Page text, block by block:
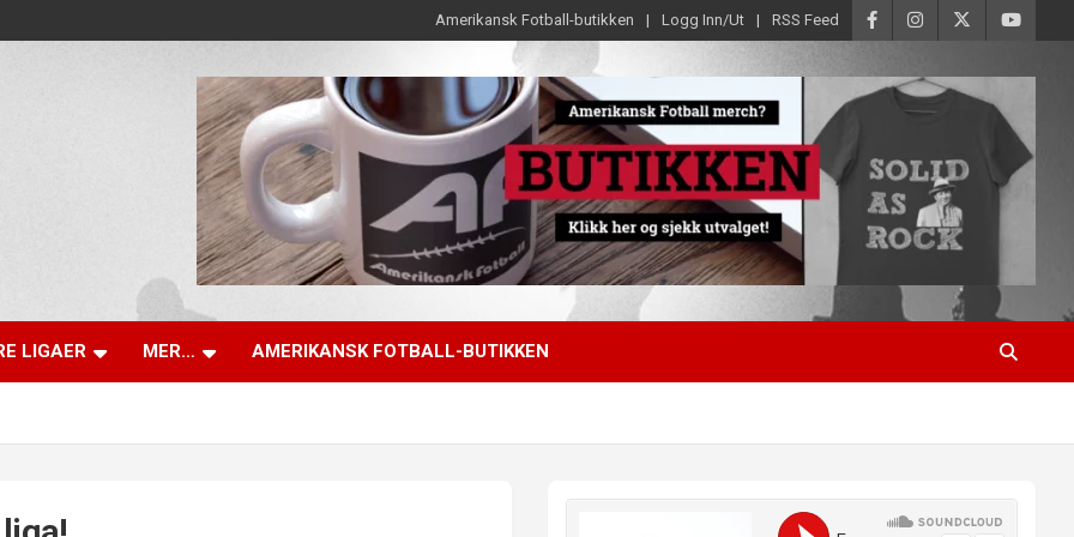
Amerikansk Fotball-butikken Logg Inn/Ut RSS Feed
LIGAER MER… AMERIKANSK FOTBALL-BUTIKKEN